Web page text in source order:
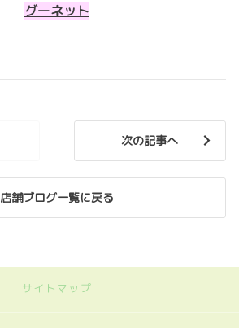
グーネット
店舗ブログ一覧に戻る
次の記事へ
サイトマップ